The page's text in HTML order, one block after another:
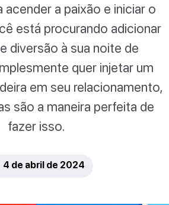
acender a paixão e iniciar o
está procurando adicionar
diversão à sua noite de
quer injetar um
em seu relacionamento,
são a maneira perfeita de
fazer isso.
de abril de 2024